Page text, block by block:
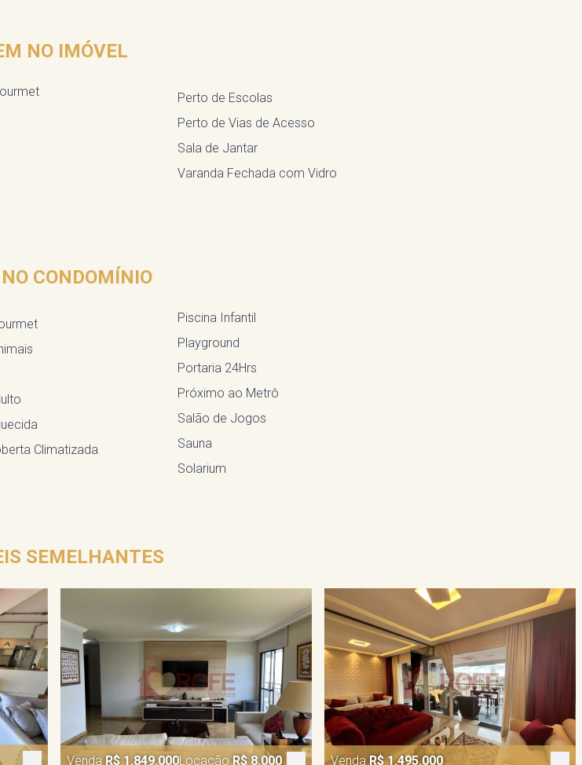
NO IMÓVEL
Perto de Escolas
Perto de Vias de Acesso
Sala de Jantar
Varanda Fechada com Vidro
CONDOMÍNIO
Climatizada
Piscina Infantil
Playground
Portaria 24Hrs
Próximo ao Metrô
Salão de Jogos
Sauna
Solarium
SEMELHANTES
Venda R$ 1.849.000Locação R$ 8.000 Venda R$ 1.495.000